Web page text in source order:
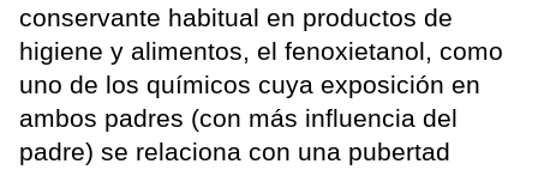
conservante habitual en productos de
higiene y alimentos, el fenoxietanol, como
uno de los químicos cuya exposición en
ambos padres (con más influencia del
padre) se relaciona con una pubertad